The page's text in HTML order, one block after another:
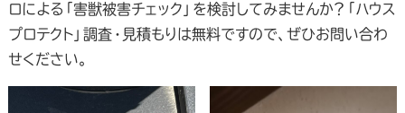
ロによる「害獣被害チェック」を検討してみませんか？「ハウス
プロテクト」調査・見積もりは無料ですので、ぜひお問い合わ
せください。